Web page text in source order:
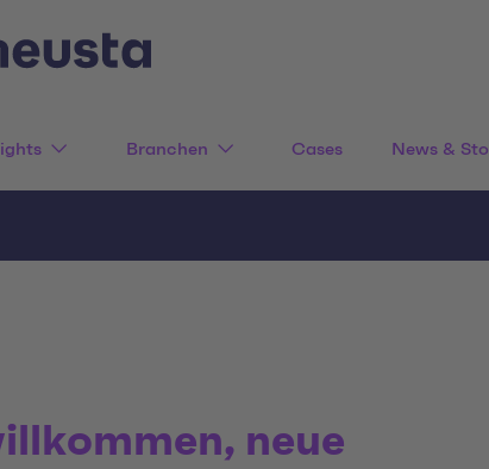
Branchen Cases News &
neue